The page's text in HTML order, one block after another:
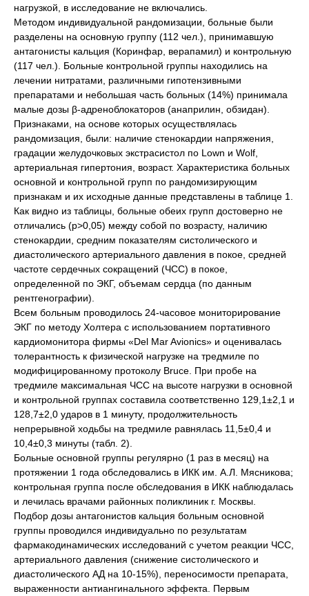
нагрузкой, в исследование не включались.
Методом индивидуальной рандомизации, больные были
разделены на основную группу (112 чел.), принимавшую
антагонисты кальция (Коринфар, верапамил) и контрольную
(117 чел.). Больные контрольной группы находились на
лечении нитратами, различными гипотензивными
препаратами и небольшая часть больных (14%) принимала
малые дозы β-адреноблокаторов (анаприлин, обзидан).
Признаками, на основе которых осуществлялась
рандомизация, были: наличие стенокардии напряжения,
градации желудочковых экстрасистол по Lown и Wolf,
артериальная гипертония, возраст. Характеристика больных
основной и контрольной групп по рандомизирующим
признакам и их исходные данные представлены в таблице 1.
Как видно из таблицы, больные обеих групп достоверно не
отличались (p>0,05) между собой по возрасту, наличию
стенокардии, средним показателям систолического и
диастолического артериального давления в покое, средней
частоте сердечных сокращений (ЧСС) в покое,
определенной по ЭКГ, объемам сердца (по данным
рентгенографии).
Всем больным проводилось 24-часовое мониторирование
ЭКГ по методу Холтера с использованием портативного
кардиомонитора фирмы «Del Mar Avionics» и оценивалась
толерантность к физической нагрузке на тредмиле по
модифицированному протоколу Bruce. При пробе на
тредмиле максимальная ЧСС на высоте нагрузки в основной
и контрольной группах составила соответственно 129,1±2,1 и
128,7±2,0 ударов в 1 минуту, продолжительность
непрерывной ходьбы на тредмиле равнялась 11,5±0,4 и
10,4±0,3 минуты (табл. 2).
Больные основной группы регулярно (1 раз в месяц) на
протяжении 1 года обследовались в ИКК им. А.Л. Мясникова;
контрольная группа после обследования в ИКК наблюдалась
и лечилась врачами районных поликлиник г. Москвы.
Подбор дозы антагонистов кальция больным основной
группы проводился индивидуально по результатам
фармакодинамических исследований с учетом реакции ЧСС,
артериального давления (снижение систолического и
диастолического АД на 10-15%), переносимости препарата,
выраженности антиангинального эффекта. Первым